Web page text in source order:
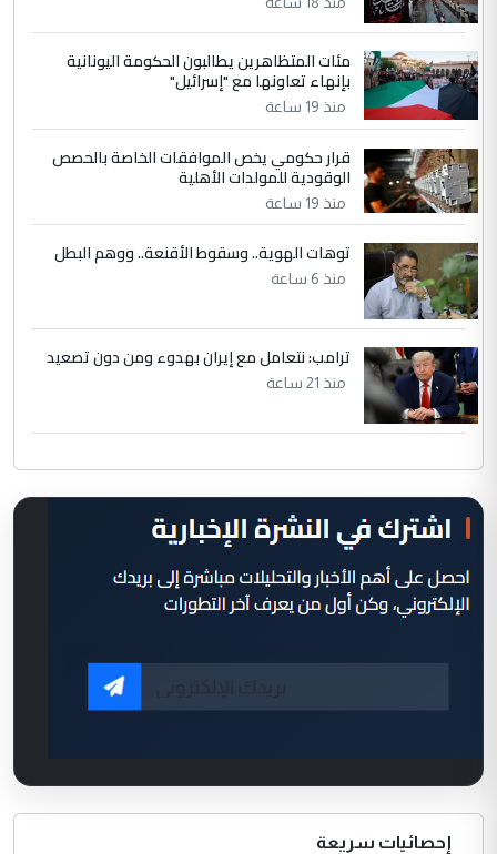
مئات المتظاهرين يطالبون الحكومة اليونانية
بإنهاء تعاونها مع "إسرائيل"
منذ 19 ساعة
قرار حكومي يخص الموافقات الخاصة بالحصص
الوقودية للمولدات الأهلية
منذ 19 ساعة
توهات الهوية.. وسقوط الأقنعة.. ووهم البطل
منذ 6 ساعة
ترامب: نتعامل مع إيران بهدوء ومن دون تصعيد
منذ 21 ساعة
إحصائيات سريعة